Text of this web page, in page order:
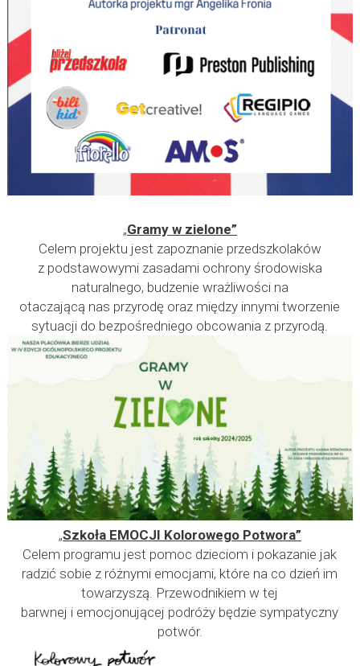
„Gramy w zielone”
Celem projektu jest zapoznanie przedszkolaków
z podstawowymi zasadami ochrony środowiska
naturalnego, budzenie wrażliwości na
otaczającą nas przyrodę oraz między innymi tworzenie
sytuacji do bezpośredniego obcowania z przyrodą.
„Szkoła EMOCJI Kolorowego Potwora”
Celem programu jest pomoc dzieciom i pokazanie jak
radzić sobie z różnymi emocjami, które na co dzień im
towarzyszą. Przewodnikiem w tej
barwnej i emocjonującej podróży będzie sympatyczny
potwór.